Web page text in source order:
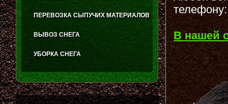
В нашей
ПЕРЕВОЗКА СЫПУЧИХ МАТЕРИАЛОВ
ВЫВОЗ СНЕГА
УБОРКА СНЕГА